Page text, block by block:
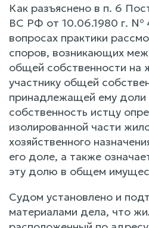
Как разъяснено в п. 6
ВС РФ от 10.06.1980 г. №
вопросах практики
споров, возникающих
общей собственности на
участнику общей
принадлежащей ему доли
собственность истцу
изолированной части
хозяйственного
его доле, а также
эту долю в общем
Судом установлено и
материалами дела, что